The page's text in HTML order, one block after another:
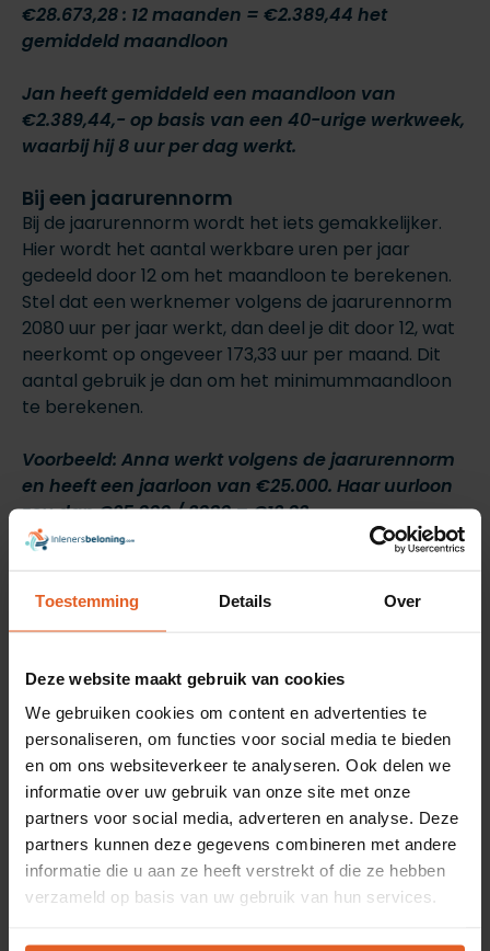
Toestemming Details Over
Deze website maakt gebruik van cookies
We gebruiken cookies om content en advertenties te
personaliseren, om functies voor social media te bieden
en om ons websiteverkeer te analyseren. Ook delen we
informatie over uw gebruik van onze site met onze
partners voor social media, adverteren en analyse. Deze
partners kunnen deze gegevens combineren met andere
informatie die u aan ze heeft verstrekt of die ze hebben
verzameld op basis van uw gebruik van hun services.
€28.673,28 : 12 maanden = €2.389,44 het
gemiddeld maandloon
Jan heeft gemiddeld een maandloon van
€2.389,44,- op basis van een 40-urige werkweek,
waarbij hij 8 uur per dag werkt.
Bij een jaarurennorm
Bij de jaarurennorm wordt het iets gemakkelijker.
Hier wordt het aantal werkbare uren per jaar
gedeeld door 12 om het maandloon te berekenen.
Stel dat een werknemer volgens de jaarurennorm
2080 uur per jaar werkt, dan deel je dit door 12, wat
neerkomt op ongeveer 173,33 uur per maand. Dit
aantal gebruik je dan om het minimummaandloon
te berekenen.
Voorbeeld: Anna werkt volgens de jaarurennorm
en heeft een jaarloon van €25.000. Haar uurloon
zou dan €25.000 / 2080 = €12,02.
Ieder half jaar stijgt het wettelijk minimumloon en
om het juiste maandloon te kunnen berekenen.
Staat de medewerker uit dienst gedurende het
jaar? Dan zal bovenstaande herberekend moeten
worden met het daadwerkelijk aantal gewerkte
dagen, om te controleren of jouw medewerker
voldoende loon heeft gehad.
Een handige basisformule